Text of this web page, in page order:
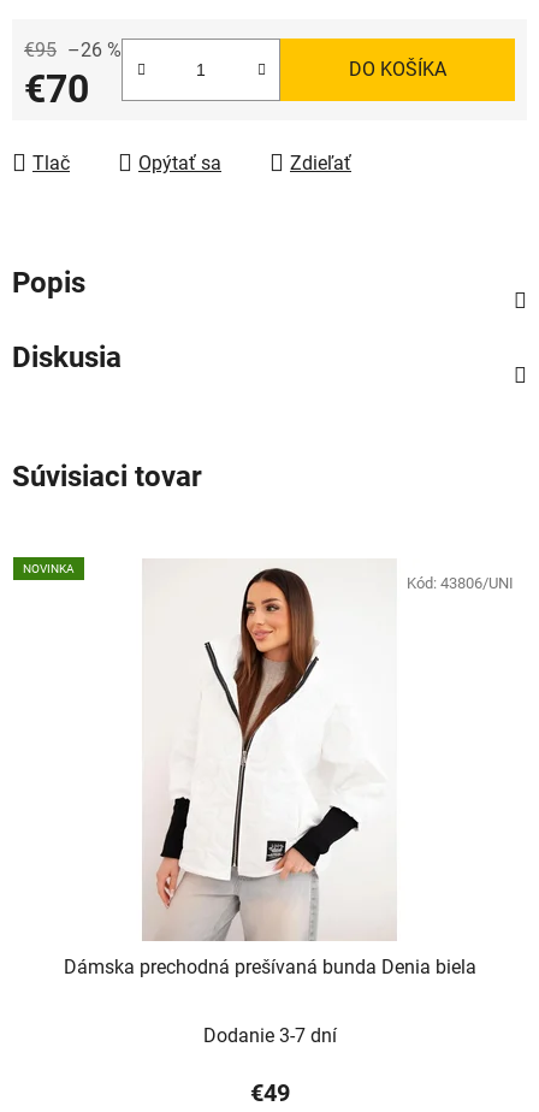
€95 –26 %
€70 DO KOŠÍKA
Tlač Opýtať sa Zdieľať
Popis
Diskusia
Súvisiaci tovar
NOVINKA
Dámska prechodná prešívaná bunda Denia biela
Dodanie 3-7 dní
€49
Kód: 43806/UNI